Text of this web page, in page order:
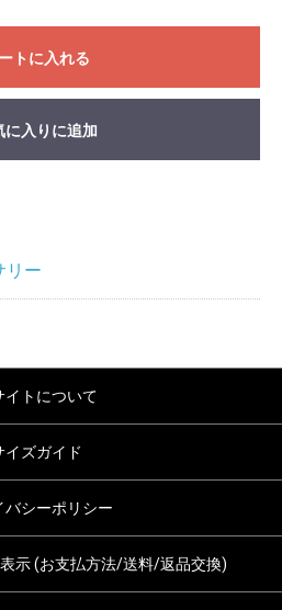
トに入れる
に入りに追加
リー
イトについて
イズガイド
バシーポリシー
示 (お支払方法/送料/返品交換)